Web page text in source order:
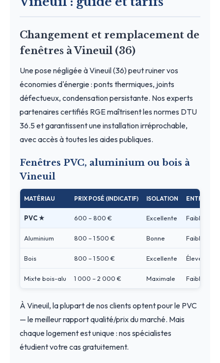
Changement et remplacement de
fenêtres à Vineuil (36)
Une pose négligée à Vineuil (36) peut ruiner vos
économies d'énergie : ponts thermiques, joints
défectueux, condensation persistante. Nos experts
partenaires certifiés RGE maîtrisent les normes DTU
36.5 et garantissent une installation irréprochable,
avec accès à toutes les aides publiques.
Fenêtres PVC, aluminium ou bois à
Vineuil
MATÉRIAU PRIX POSÉ (INDICATIF) ISOLATION ENTRETIEN
PVC ★ 600 – 800 € Excellente Faible
Aluminium 800 – 1 500 € Bonne Faible
Bois 800 – 1 500 € Excellente Élevé
Mixte bois-alu 1 000 – 2 000 € Maximale Faible
À Vineuil, la plupart de nos clients optent pour le PVC
— le meilleur rapport qualité/prix du marché. Mais
chaque logement est unique : nos spécialistes
étudient votre cas gratuitement.